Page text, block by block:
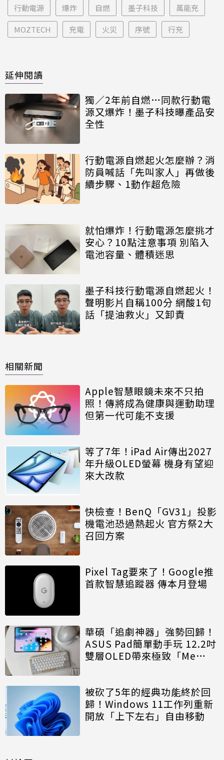
行動電源 爆炸 自燃 墨子科技 萬能充
MOZTECH 充電 火災 序號 行充
延伸閱讀
獨／2年前自燃…同款行動電
源又爆炸！墨子科技曝產品安
全性
行動電源自燃起火怎麼辦？消
防員喊話「先叫家人」再做後
續步驟、1動作超危險
就怕爆炸！行動電源怎麼挑才
安心？10點注意事項 別陷入
電池容量、體積迷思
墨子科技行動電源自燃起火！
聲明影片自稱100分 網酸1句
話「提油救火」又卸責
相關新聞
Apple智慧眼鏡未來不只拍
照！傳將成為健康與運動助理
但第一代可能不支援
等了7年！iPad Air傳出2027
年升級OLED螢幕 機身有望迎
來大改款
快檢查！BenQ「GV31」投影
機電池恐過熱起火 官方祭2大
召回方案
Pixel Tag要來了！Google推
首款智慧追蹤器 傳本月登場
華碩「追劇神器」強勢回歸！
ASUS Pad簡單動手玩 12.2吋
雙層OLED帶來極致「Me
被砍了5年的經典功能終於回
歸！Windows 11工作列重新
開放「上下左右」自由移動